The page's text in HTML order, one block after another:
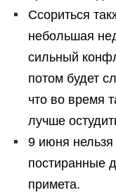
Ссориться
небольшая
сильный
потом будет
что во время
лучше
9 июня
постиранные
примета.